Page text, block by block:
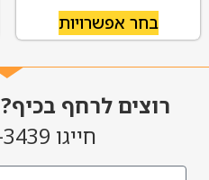
בחר אפשרויות
רוצים לרחף בכיף?
חייגו 052-811-3439